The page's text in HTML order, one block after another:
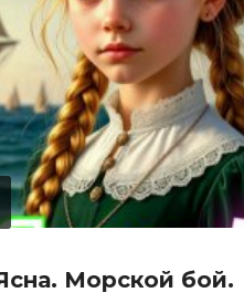
Морской бой.